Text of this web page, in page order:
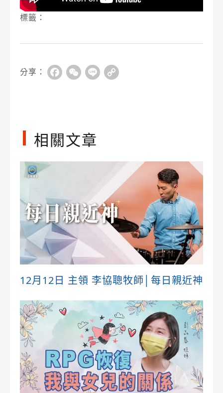
標籤：
分享： FacebookWeChat
Line
相關文章
12月12日 主領 李協聰牧師│每日親近神